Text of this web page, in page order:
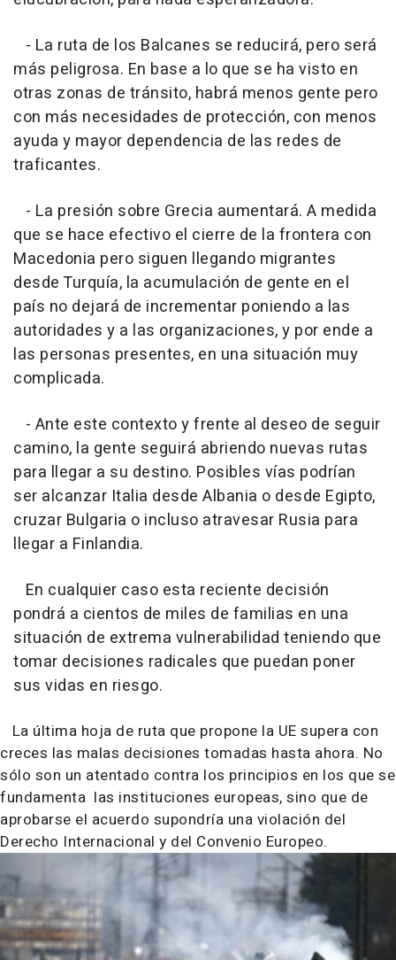
- La ruta de los Balcanes se reducirá, pero será
más peligrosa. En base a lo que se ha visto en
otras zonas de tránsito, habrá menos gente pero
con más necesidades de protección, con menos
ayuda y mayor dependencia de las redes de
traficantes.
- La presión sobre Grecia aumentará. A medida
que se hace efectivo el cierre de la frontera con
Macedonia pero siguen llegando migrantes
desde Turquía, la acumulación de gente en el
país no dejará de incrementar poniendo a las
autoridades y a las organizaciones, y por ende a
las personas presentes, en una situación muy
complicada.
- Ante este contexto y frente al deseo de seguir
camino, la gente seguirá abriendo nuevas rutas
para llegar a su destino. Posibles vías podrían
ser alcanzar Italia desde Albania o desde Egipto,
cruzar Bulgaria o incluso atravesar Rusia para
llegar a Finlandia.
En cualquier caso esta reciente decisión
pondrá a cientos de miles de familias en una
situación de extrema vulnerabilidad teniendo que
tomar decisiones radicales que puedan poner
sus vidas en riesgo.
La última hoja de ruta que propone la UE supera con
creces las malas decisiones tomadas hasta ahora. No
sólo son un atentado contra los principios en los que se
fundamenta las instituciones europeas, sino que de
aprobarse el acuerdo supondría una violación del
Derecho Internacional y del Convenio Europeo.